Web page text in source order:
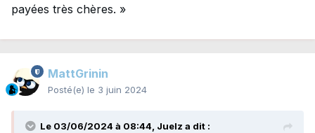
payées très chères. »
MattGrinin
Posté(e) le 3 juin 2024
Le 03/06/2024 à 08:44, Juelz a dit :